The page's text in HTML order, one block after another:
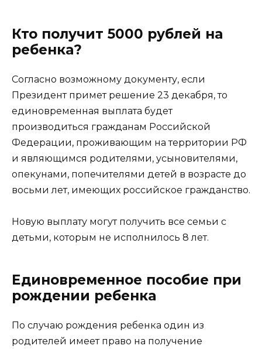
Кто получит 5000 рублей на
ребенка?
Согласно возможному документу, если
Президент примет решение 23 декабря, то
единовременная выплата будет
производиться гражданам Российской
Федерации, проживающим на территории РФ
и являющимся родителями, усыновителями,
опекунами, попечителями детей в возрасте до
восьми лет, имеющих российское гражданство.
Новую выплату могут получить все семьи с
детьми, которым не исполнилось 8 лет.
Единовременное пособие при
рождении ребенка
По случаю рождения ребенка один из
родителей имеет право на получение